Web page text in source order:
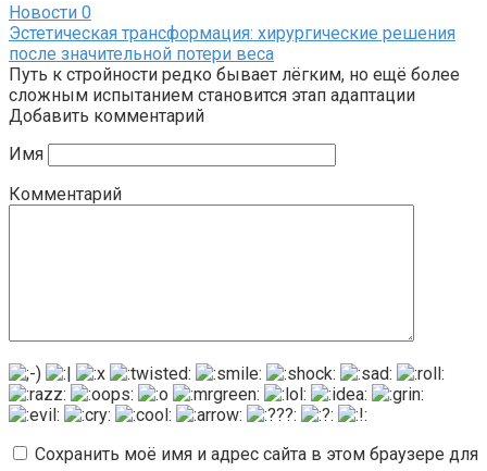
Новости 0
Эстетическая трансформация: хирургические решения
после значительной потери веса
Путь к стройности редко бывает лёгким, но ещё более
сложным испытанием становится этап адаптации
Добавить комментарий
Имя
Комментарий
Сохранить моё имя и адрес сайта в этом браузере для